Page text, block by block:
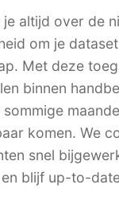
altijd over de
om je
Met deze
binnen
komen. We
snel
blijf up-to-